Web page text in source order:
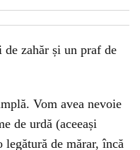
zahăr și un praf de
Vom avea nevoie
de urdă (aceeași
legătură de mărar, încă